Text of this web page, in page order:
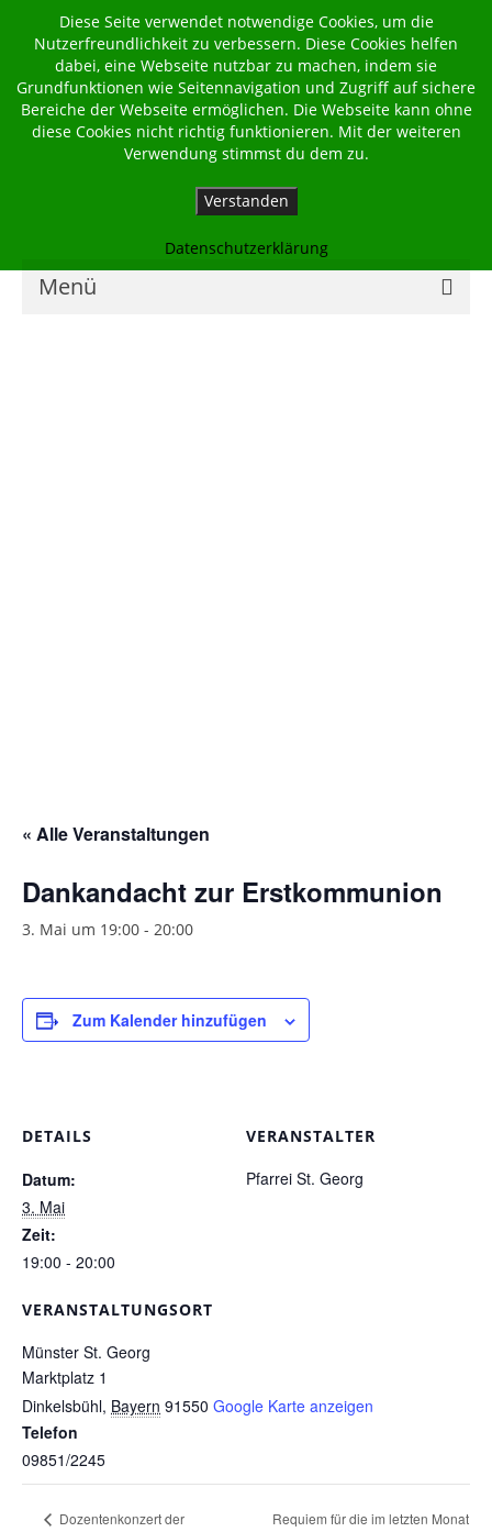
Menü
Kirchen
Münstergalerie
Kirchenrenovierung
Pfarrgarten
« Alle Veranstaltungen
Dankandacht zur Erstkommunion
3. Mai um 19:00 - 20:00
Zum Kalender hinzufügen
DETAILS
Datum:
3. Mai
Zeit:
19:00 - 20:00
VERANSTALTUNGSORT
Münster St. Georg
Marktplatz 1
Dinkelsbühl, Bayern 91550 Google Karte anzeigen
Telefon
09851/2245
VERANSTALTER
Pfarrei St. Georg
Dozentenkonzert der
Requiem für die im letzten Monat
Diese Seite verwendet notwendige Cookies, um die
Nutzerfreundlichkeit zu verbessern. Diese Cookies helfen
dabei, eine Webseite nutzbar zu machen, indem sie
Grundfunktionen wie Seitennavigation und Zugriff auf sichere
Bereiche der Webseite ermöglichen. Die Webseite kann ohne
diese Cookies nicht richtig funktionieren. Mit der weiteren
Verwendung stimmst du dem zu.
Verstanden
Datenschutzerklärung